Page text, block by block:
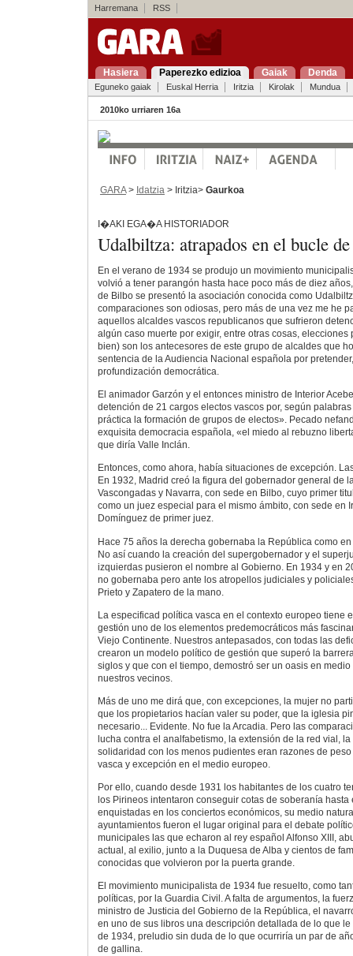
Harremana RSS
Hasiera Paperezko edizioa Gaiak Denda
Eguneko gaiak Euskal Herria Iritzia Kirolak Mundua
2010ko urriaren 16a
GARA> Idatzia > Iritzia> Gaurkoa
I�AKI EGA�A HISTORIADOR
Udalbiltza: atrapados en el bucle
En el verano de 1934 se produjo un movimiento
volvió a tener parangón hasta hace poco más de diez
de Bilbo se presentó la asociación conocida como
comparaciones son odiosas, pero más de una vez me he
aquellos alcaldes vascos republicanos que sufrieron
algún caso muerte por exigir, entre otras cosas,
bien) son los antecesores de este grupo de alcaldes que
sentencia de la Audiencia Nacional española por
profundización democrática.
El animador Garzón y el entonces ministro de Interior
detención de 21 cargos electos vascos por, según
práctica la formación de grupos de electos». Pecado
exquisita democracia española, «el miedo al rebuzno
que diría Valle Inclán.
Entonces, como ahora, había situaciones de excepción.
En 1932, Madrid creó la figura del gobernador general de
Vascongadas y Navarra, con sede en Bilbo, cuyo primer
como un juez especial para el mismo ámbito, con sede en
Domínguez de primer juez.
Hace 75 años la derecha gobernaba la República como
No así cuando la creación del supergobernador y el
izquierdas pusieron el nombre al Gobierno. En 1934 y en
no gobernaba pero ante los atropellos judiciales y
Prieto y Zapatero de la mano.
La especificad política vasca en el contexto europeo tiene
gestión uno de los elementos predemocráticos más
Viejo Continente. Nuestros antepasados, con todas las
crearon un modelo político de gestión que superó la
siglos y que con el tiempo, demostró ser un oasis en
nuestros vecinos.
Más de uno me dirá que, con excepciones, la mujer no
que los propietarios hacían valer su poder, que la iglesia
necesario... Evidente. No fue la Arcadia. Pero las
lucha contra el analfabetismo, la extensión de la red vial,
solidaridad con los menos pudientes eran razones de
vasca y excepción en el medio europeo.
Por ello, cuando desde 1931 los habitantes de los cuatro
los Pirineos intentaron conseguir cotas de soberanía
enquistadas en los conciertos económicos, su medio
ayuntamientos fueron el lugar original para el debate
municipales las que echaron al rey español Alfonso XIII,
actual, al exilio, junto a la Duquesa de Alba y cientos de
conocidas que volvieron por la puerta grande.
El movimiento municipalista de 1934 fue resuelto, como
políticas, por la Guardia Civil. A falta de argumentos, la
ministro de Justicia del Gobierno de la República, el
en uno de sus libros una descripción detallada de lo que
de 1934, preludio sin duda de lo que ocurriría un par de
de gallina.